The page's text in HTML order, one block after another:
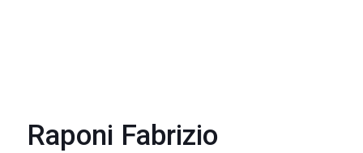
Raponi Fabrizio